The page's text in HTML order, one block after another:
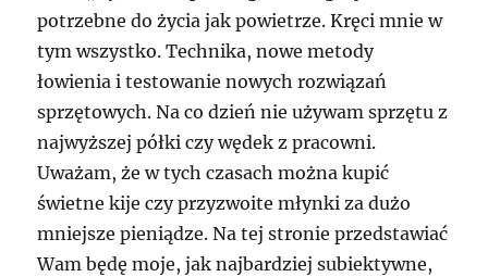
potrzebne do życia jak powietrze. Kręci mnie w
tym wszystko. Technika, nowe metody
łowienia i testowanie nowych rozwiązań
sprzętowych. Na co dzień nie używam sprzętu z
najwyższej półki czy wędek z pracowni.
Uważam, że w tych czasach można kupić
świetne kije czy przyzwoite młynki za dużo
mniejsze pieniądze. Na tej stronie przedstawiać
Wam będę moje, jak najbardziej subiektywne,